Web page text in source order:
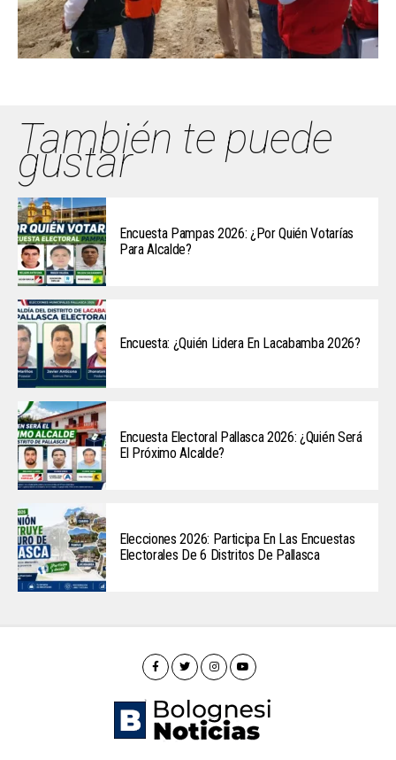
También te puede
gustar
Encuesta Pampas 2026: ¿Por Quién Votarías
Para Alcalde?
Encuesta: ¿Quién Lidera En Lacabamba 2026?
Encuesta Electoral Pallasca 2026: ¿Quién Será
El Próximo Alcalde?
Elecciones 2026: Participa En Las Encuestas
Electorales De 6 Distritos De Pallasca